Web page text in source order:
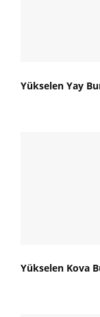
Yükselen Yay
Yükselen Kova